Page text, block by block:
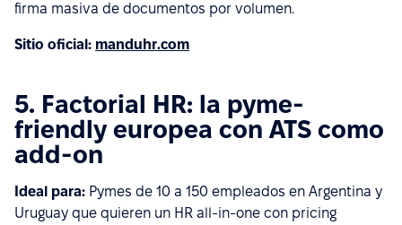
firma masiva de documentos por volumen.
Sitio oficial: manduhr.com
5. Factorial HR: la pyme-
friendly europea con ATS como
add-on
Ideal para: Pymes de 10 a 150 empleados en Argentina y
Uruguay que quieren un HR all-in-one con pricing